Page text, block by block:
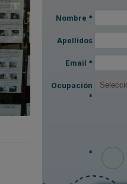
Nombre *
Apellidos
Email *
Ocupación
*
*